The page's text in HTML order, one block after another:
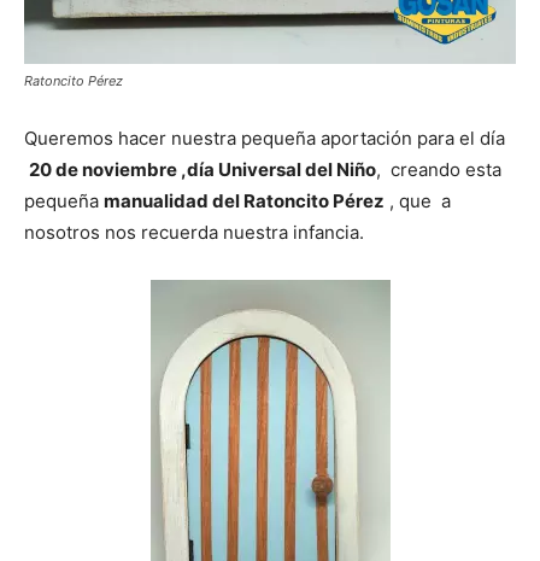
Ratoncito Pérez
Queremos hacer nuestra pequeña aportación para el día
20 de noviembre ,día Universal del Niño, creando esta
pequeña manualidad del Ratoncito Pérez , que a
nosotros nos recuerda nuestra infancia.